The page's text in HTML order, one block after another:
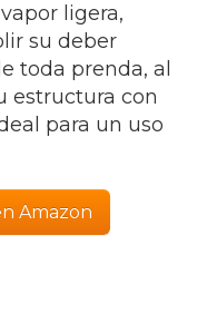
ligera,
su deber
toda prenda, al
estructura con
para un uso
Amazon